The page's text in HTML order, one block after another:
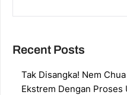
Recent Posts
Tak Disangka! Nem
Ekstrem Dengan Proses